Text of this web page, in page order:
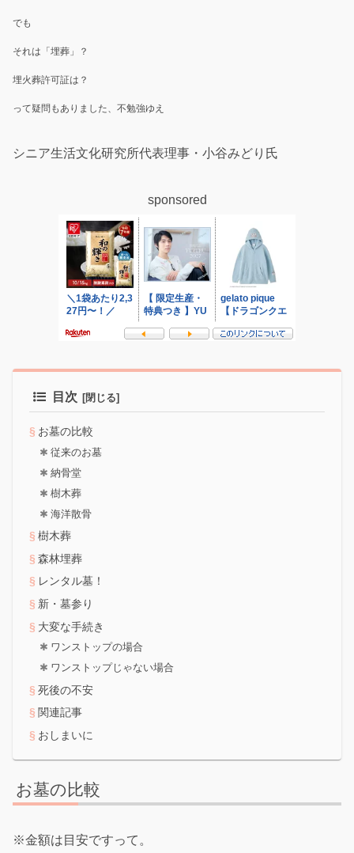
でも
それは「埋葬」？
埋火葬許可証は？
って疑問もありました、不勉強ゆえ
シニア生活文化研究所代表理事・小谷みどり氏
sponsored
目次
お墓の比較
従来のお墓
納骨堂
樹木葬
海洋散骨
樹木葬
森林埋葬
レンタル墓！
新・墓参り
大変な手続き
ワンストップの場合
ワンストップじゃない場合
死後の不安
関連記事
おしまいに
お墓の比較
※金額は目安ですって。